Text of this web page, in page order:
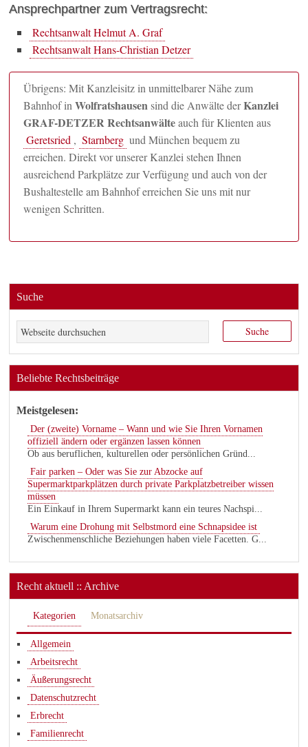
Ansprechpartner zum Vertragsrecht:
Rechtsanwalt Helmut A. Graf
Rechtsanwalt Hans-Christian Detzer
Übrigens: Mit Kanzleisitz in unmittelbarer Nähe zum
Bahnhof inWolfratshausensind die Anwälte derKanzlei
GRAF-DETZER Rechtsanwälteauch für Klienten aus
Geretsried , Starnberg und München bequem zu
erreichen. Direkt vor unserer Kanzlei stehen Ihnen
ausreichend Parkplätze zur Verfügung und auch von der
Bushaltestelle am Bahnhof erreichen Sie uns mit nur
wenigen Schritten.
Suche
Beliebte Rechtsbeiträge
Meistgelesen:
Der (zweite) Vorname – Wann und wie Sie Ihren Vornamen
offiziell ändern oder ergänzen lassen können
Ob aus beruflichen, kulturellen oder persönlichen Gründ...
Fair parken – Oder was Sie zur Abzocke auf
Supermarktparkplätzen durch private Parkplatzbetreiber wissen
müssen
Ein Einkauf in Ihrem Supermarkt kann ein teures Nachspi...
Warum eine Drohung mit Selbstmord eine Schnapsidee ist
Zwischenmenschliche Beziehungen haben viele Facetten. G...
Recht aktuell :: Archive
Kategorien Monatsarchiv
Allgemein
Arbeitsrecht
Äußerungsrecht
Datenschutzrecht
Erbrecht
Familienrecht